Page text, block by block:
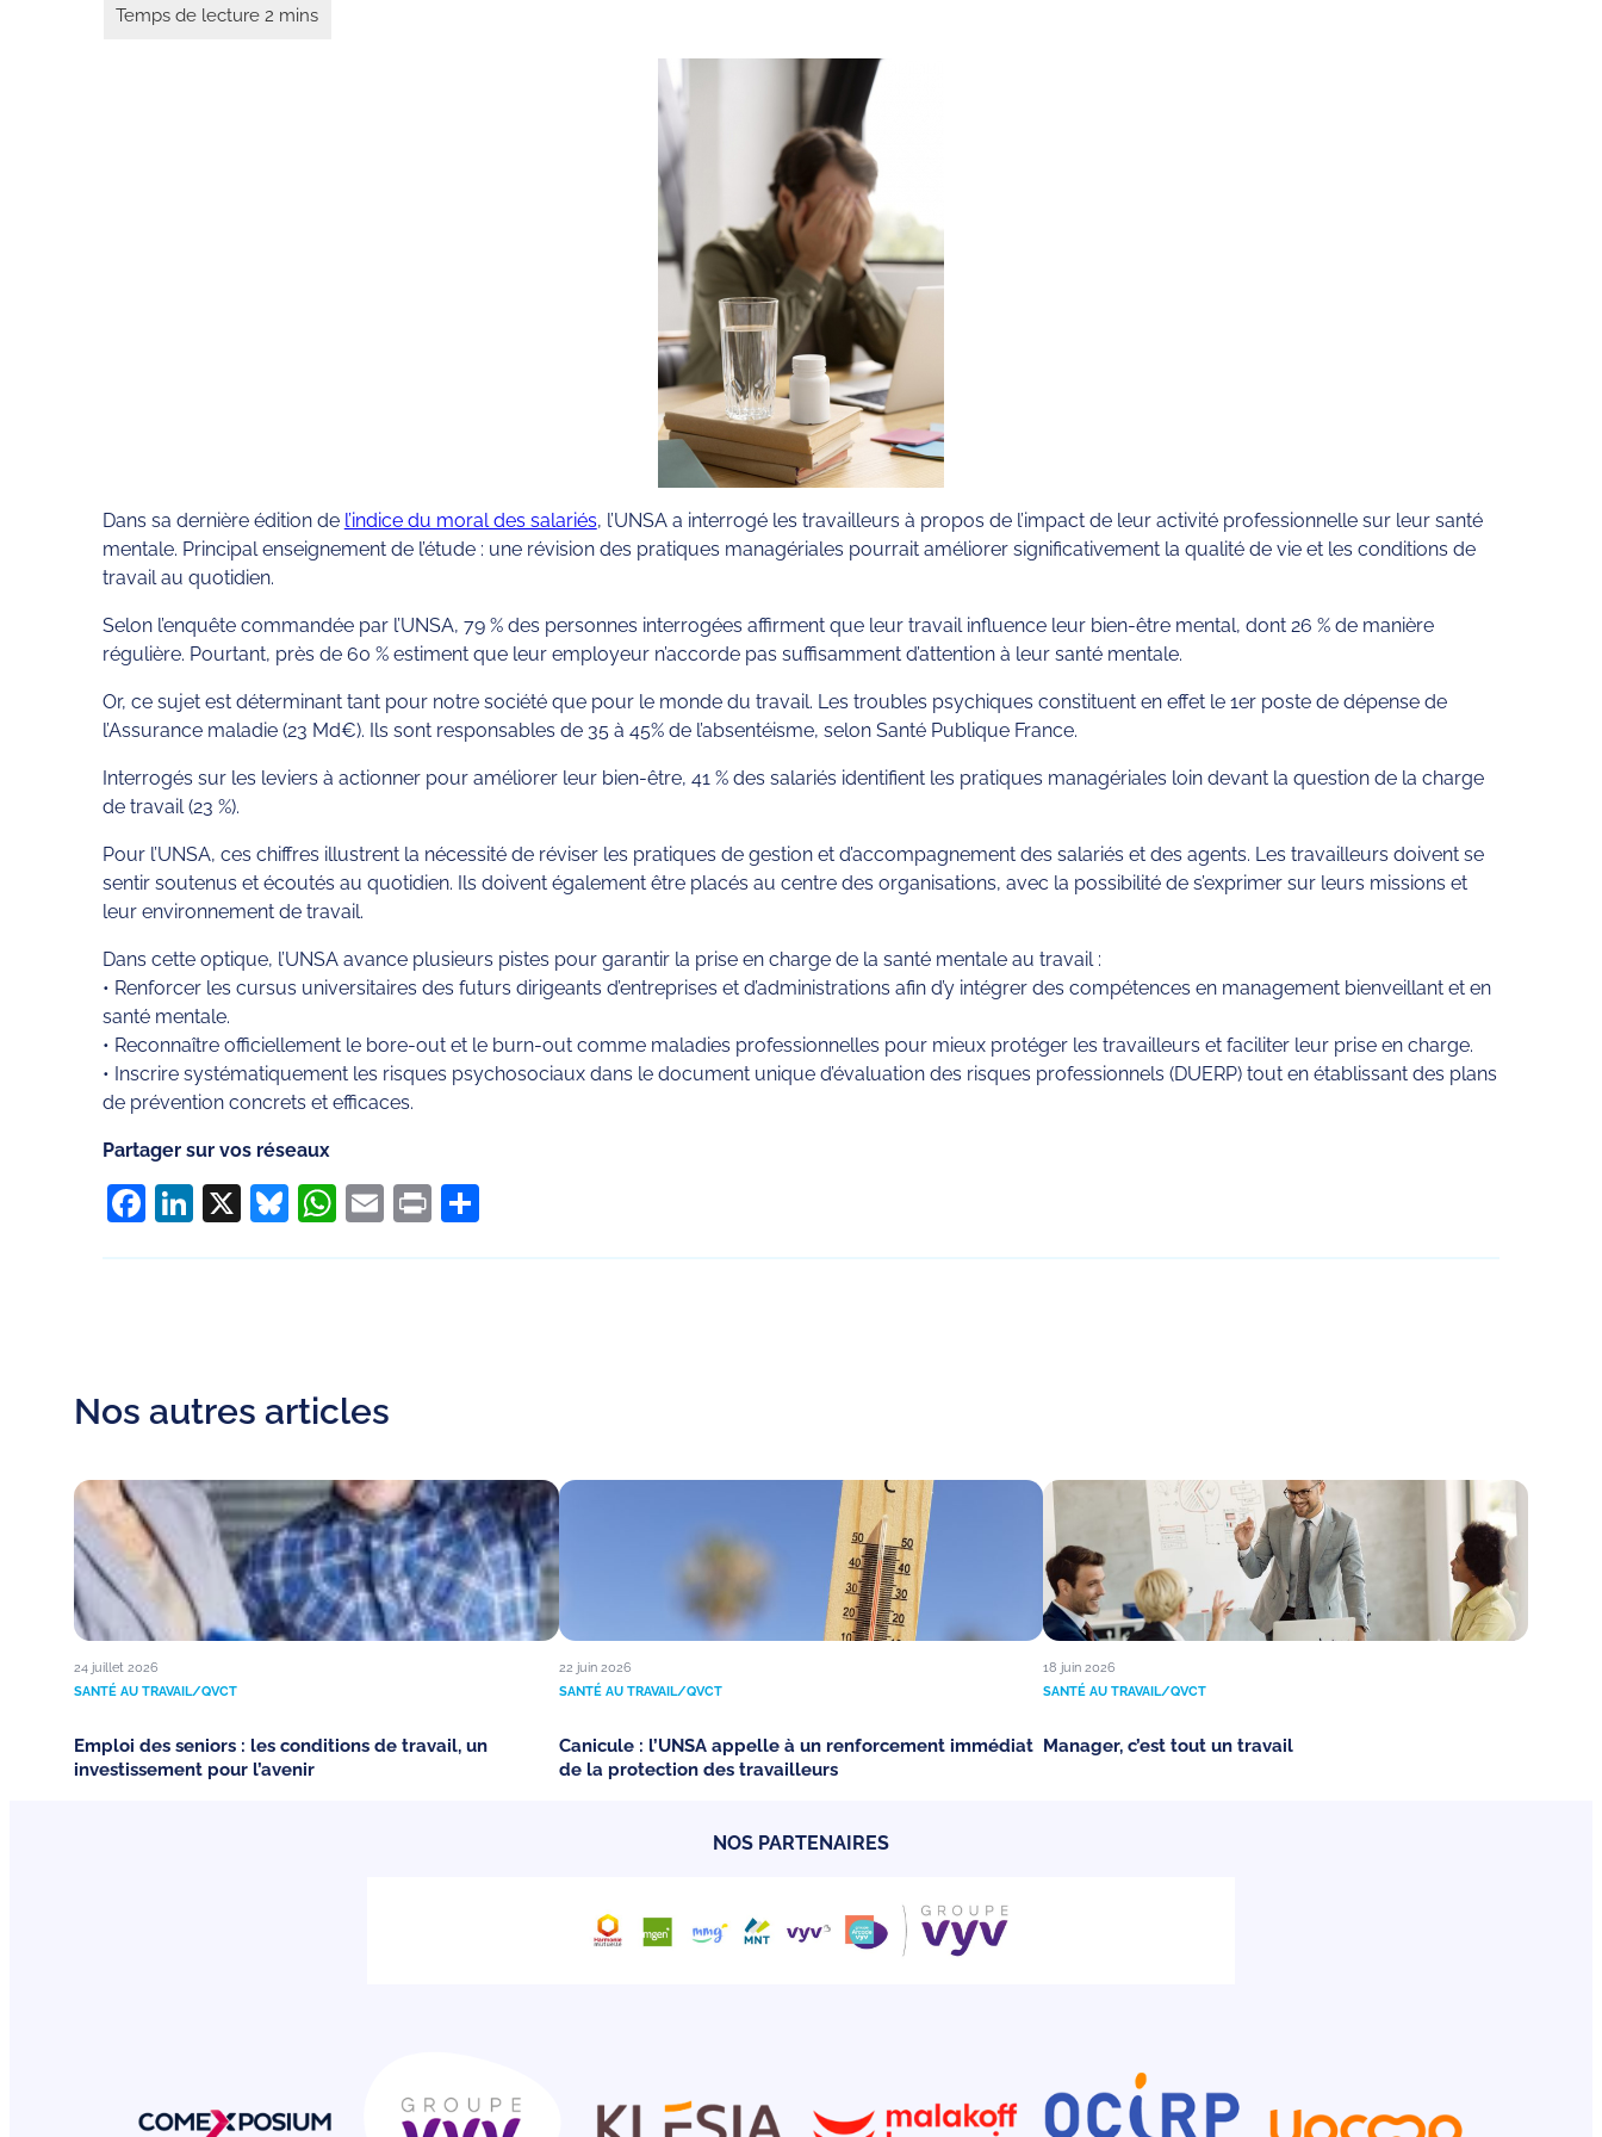
Dans sa dernière édition de l’indice du moral des salariés, l’UNSA a interrogé les travailleurs à propos de l’impact de leur activité professionnelle sur leur santé
mentale. Principal enseignement de l’étude : une révision des pratiques managériales pourrait améliorer significativement la qualité de vie et les conditions de
travail au quotidien.
Selon l’enquête commandée par l’UNSA, 79 % des personnes interrogées affirment que leur travail influence leur bien-être mental, dont 26 % de manière
régulière. Pourtant, près de 60 % estiment que leur employeur n’accorde pas suffisamment d’attention à leur santé mentale.
Or, ce sujet est déterminant tant pour notre société que pour le monde du travail. Les troubles psychiques constituent en effet le 1er poste de dépense de
l’Assurance maladie (23 Md€). Ils sont responsables de 35 à 45% de l’absentéisme, selon Santé Publique France.
Interrogés sur les leviers à actionner pour améliorer leur bien-être, 41 % des salariés identifient les pratiques managériales loin devant la question de la charge
de travail (23 %).
Pour l’UNSA, ces chiffres illustrent la nécessité de réviser les pratiques de gestion et d’accompagnement des salariés et des agents. Les travailleurs doivent se
sentir soutenus et écoutés au quotidien. Ils doivent également être placés au centre des organisations, avec la possibilité de s’exprimer sur leurs missions et
leur environnement de travail.
Dans cette optique, l’UNSA avance plusieurs pistes pour garantir la prise en charge de la santé mentale au travail :
• Renforcer les cursus universitaires des futurs dirigeants d’entreprises et d’administrations afin d’y intégrer des compétences en management bienveillant et en
santé mentale.
• Reconnaître officiellement le bore-out et le burn-out comme maladies professionnelles pour mieux protéger les travailleurs et faciliter leur prise en charge.
• Inscrire systématiquement les risques psychosociaux dans le document unique d’évaluation des risques professionnels (DUERP) tout en établissant des plans
de prévention concrets et efficaces.
Partager sur vos réseaux
Facebook
LinkedIn
X Bluesky
WhatsApp
Email
PrintPartager
Nos autres articles
24 juillet 2026
SANTÉ AU TRAVAIL/QVCT
Emploi des seniors : les conditions de travail, un
investissement pour l’avenir
22 juin 2026
SANTÉ AU TRAVAIL/QVCT
Canicule : l’UNSA appelle à un renforcement immédiat
de la protection des travailleurs
18 juin 2026
SANTÉ AU TRAVAIL/QVCT
Manager, c’est tout un travail
NOS PARTENAIRES